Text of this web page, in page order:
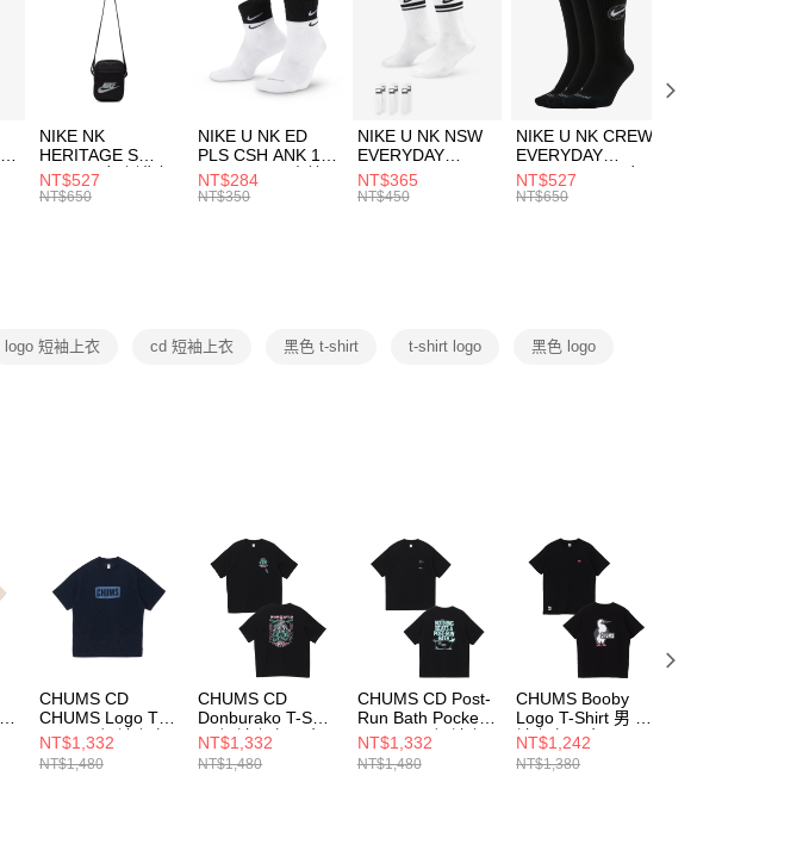
【「AFTEE先享後付」結帳流程】
１．於結帳方式選擇「AFTEE先享後付」後，將跳轉至「AFTEE先享後
付」結帳頁面，進行簡訊認證並確認金額後，即可完成結帳。
２．訂單成立數日內，您將收到繳費通知簡訊。
３．收到繳費通知簡訊後14天內，點擊此簡訊中的連結，可透過四大超商
／ATM／網路銀行／等多元方式進行付款，方視為交易完成。
※ 請注意：結帳手續完成當下不需立刻繳費，但若您需要取消訂單，請聯
絡購買商品的店家。未經商家同意取消之訂單仍視為有效，需透過AFTEE
先享後付繳納相關費用。
交易，需依本服務之必要範圍內提供個人資料，並將交易相關給付款項請
結果請求用戶進行身份認證。
５．嚴禁一人註冊多個帳號或使用他人資訊註冊。若發現惡意使用之情
形，恩沛科技股份有限公司將有權停止該用戶之使用額度並採取法律行
動。
每筆NT$100，滿NT$1,500(含以上)免運費
每筆NT$100，滿NT$1,500(含以上)免運費
付款後門市自取
每筆NT$100，滿NT$1,500(含以上)免運費
NIKE NK
HERITAGE S
SMIT 男女 側背包
BA5871010
NT$527
NT$650
NIKE U NK ED
PLS CSH ANK 1P
144 DBL 男 中統
襪 DH4058104
NT$284
NT$350
NIKE U NK NSW
EVERYDAY
ESSENTIAL CR
男女 短統襪
NT$365
NT$450
NIKE U NK CREW
EVERYDAY
BBALL 3PR 男女
長統襪
NT$527
NT$650
logo 短袖上衣 cd 短袖上衣 黑色 t-shirt t-shirt logo 黑色 logo
CHUMS CD
CHUMS Logo T-
Shirt 男 短袖上衣
深藍
CH012755N001
NT$1,332
NT$1,480
CHUMS CD
Donburako T-Shirt
男 短袖上衣 黑色
CH012759K001
NT$1,332
NT$1,480
CHUMS CD Post-
Run Bath Pocket
T-Shirt 男 短袖上
衣 黑色
CH012758K001
NT$1,332
NT$1,480
CHUMS Booby
Logo T-Shirt 男 短
袖上衣 黑色
CH012737K001
NT$1,242
NT$1,380